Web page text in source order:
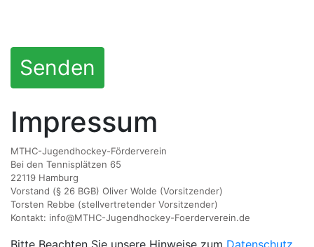
Impressum
MTHC-Jugendhockey-Förderverein
Bei den Tennisplätzen 65
22119 Hamburg
Vorstand (§ 26 BGB) Oliver Wolde (Vorsitzender)
Torsten Rebbe (stellvertretender Vorsitzender)
Kontakt: info@MTHC-Jugendhockey-Foerderverein.de
Bitte Beachten Sie unsere Hinweise zum Datenschutz